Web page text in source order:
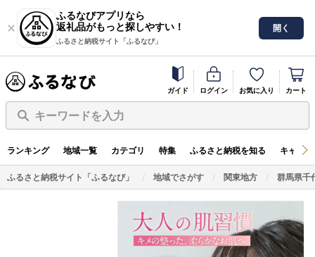
ふるなびアプリなら
返礼品がもっと探しやすい！
ふるさと納税サイト「ふるなび」
開く
ガイド ログイン お気に入り カート
キーワードを入力
ランキング 地域一覧 カテゴリ 特集 ふるさと納税を知る キャン
ふるさと納税サイト「ふるなび」 地域でさがす 関東地方 群馬県千